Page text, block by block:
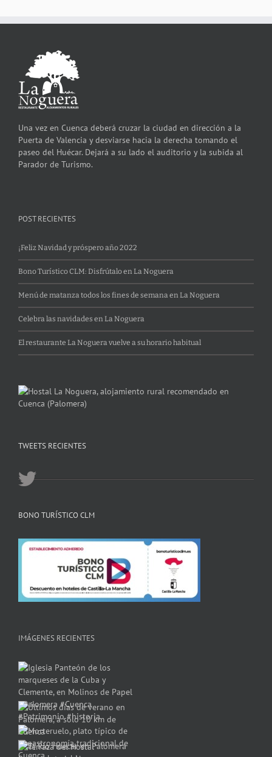
Una vez en Cuenca deberá cruzar la ciudad en dirección a la
Puerta de Valencia y desviarse hacia la derecha tomando el
paseo del Huécar. Dejará a su lado el auditorio y la subida al
Parador de Turismo.
POST RECIENTES
¡Feliz Navidad y próspero año 2022
Bono Turístico CLM: Disfrútalo en La Noguera
Menú de matanza todos los fines de semana en La Noguera
Celebra las navidades en La Noguera
El restaurante La Noguera vuelve a su horario habitual
TWEETS RECIENTES
BONO TURÍSTICO CLM
IMÁGENES RECIENTES